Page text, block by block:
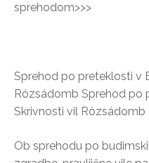
sprehodom>>>
Sprehod po preteklosti v
Rózsádomb Sprehod po
Skrivnosti vil Rózsádomb
Ob sprehodu po